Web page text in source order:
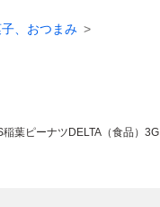
、おつまみ
稲葉ピーナツ DELTA（食品）